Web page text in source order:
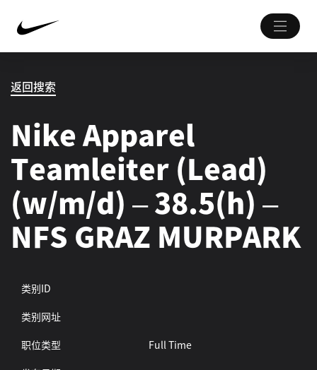
返回搜索
Nike Apparel
Teamleiter (Lead)
(w/m/d) – 38.5(h) –
NFS GRAZ MURPARK
类别ID
类别网址
职位类型
Full Time